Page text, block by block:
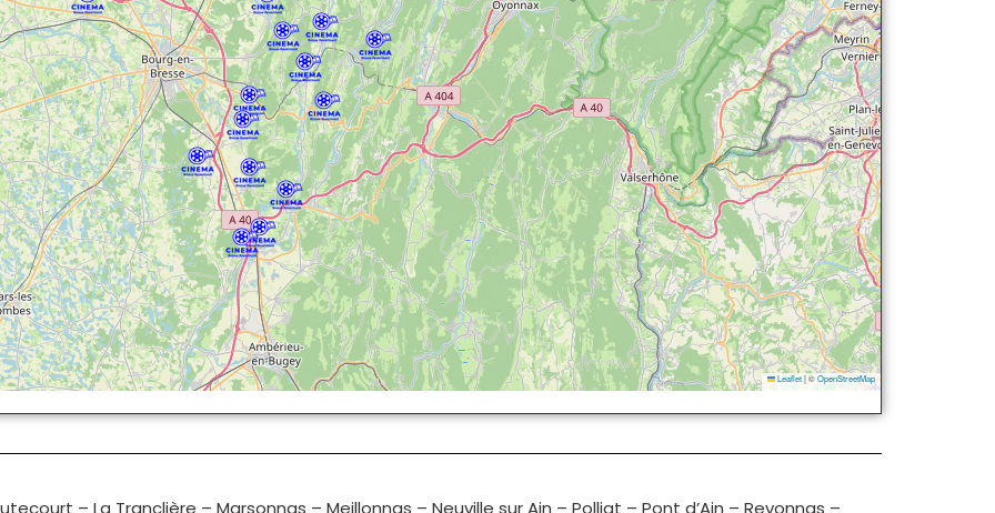
Leaflet|©OpenStreetMap
– La Tranclière – Marsonnas – Meillonnas – Neuville sur Ain – Polliat – Pont d’Ain – Revonnas –